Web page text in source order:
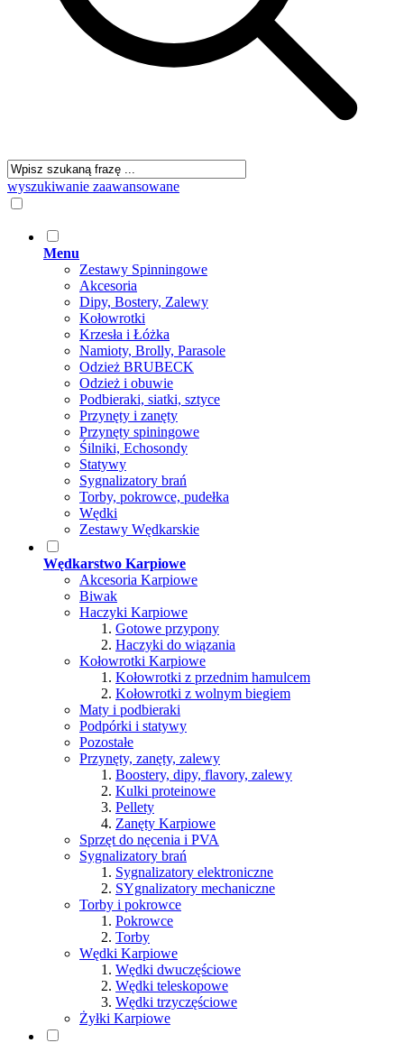
wyszukiwanie zaawansowane
Menu
Zestawy Spinningowe
Akcesoria
Dipy, Bostery, Zalewy
Kołowrotki
Krzesła i Łóżka
Namioty, Brolly, Parasole
Odzież BRUBECK
Odzież i obuwie
Podbieraki, siatki, sztyce
Przynęty i zanęty
Przynęty spiningowe
Śilniki, Echosondy
Statywy
Sygnalizatory brań
Torby, pokrowce, pudełka
Wędki
Zestawy Wędkarskie
Wędkarstwo Karpiowe
Akcesoria Karpiowe
Biwak
Haczyki Karpiowe
Gotowe przypony
Haczyki do wiązania
Kołowrotki Karpiowe
Kołowrotki z przednim hamulcem
Kołowrotki z wolnym biegiem
Maty i podbieraki
Podpórki i statywy
Pozostałe
Przynęty, zanęty, zalewy
Boostery, dipy, flavory, zalewy
Kulki proteinowe
Pellety
Zanęty Karpiowe
Sprzęt do nęcenia i PVA
Sygnalizatory brań
Sygnalizatory elektroniczne
SYgnalizatory mechaniczne
Torby i pokrowce
Pokrowce
Torby
Wędki Karpiowe
Wędki dwuczęściowe
Wędki teleskopowe
Wędki trzyczęściowe
Żyłki Karpiowe